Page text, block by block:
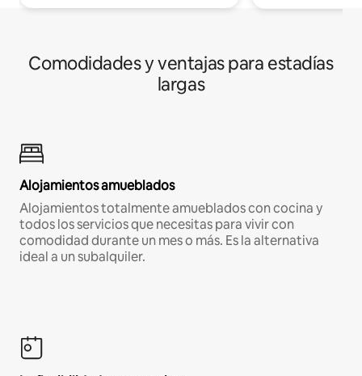
Comodidades y ventajas para estadías
largas
Alojamientos amueblados
Alojamientos totalmente amueblados con cocina y
todos los servicios que necesitas para vivir con
comodidad durante un mes o más. Es la alternativa
ideal a un subalquiler.